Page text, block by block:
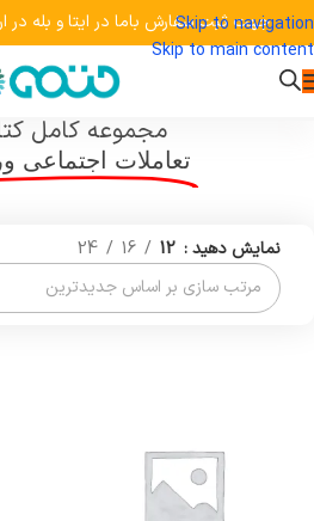
Skip to navigation
Skip to main content
جهت ثبت سفارش باما در ایتا و بله در ارتباط
محصولات برچسب خورده "تعاملات
مجموعه کامل
تعاملات اجتماعی
نمایش دهید 12
16
24